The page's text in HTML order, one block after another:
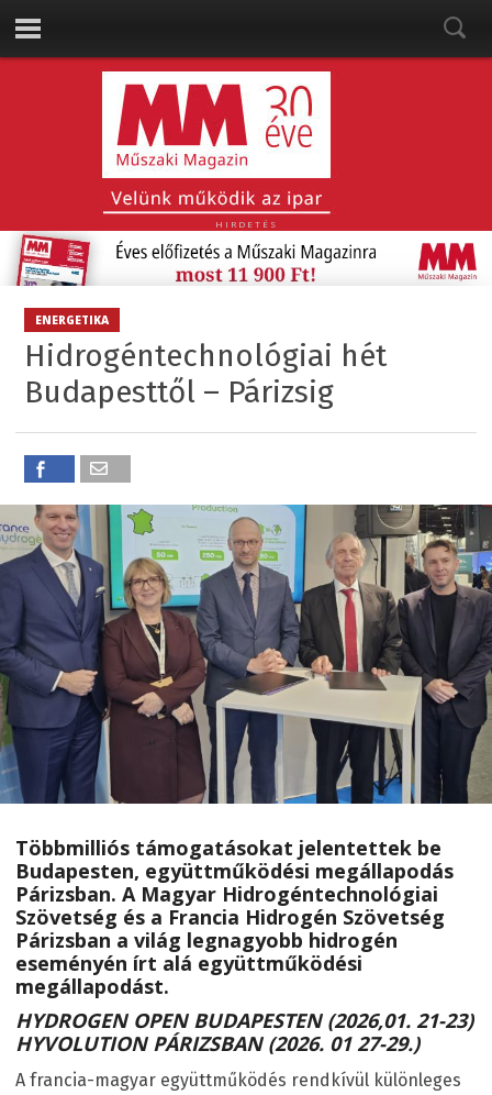
HIRDETÉS
ENERGETIKA
Hidrogéntechnológiai hét
Budapesttől – Párizsig
Többmilliós támogatásokat jelentettek be
Budapesten, együttműködési megállapodás
Párizsban. A Magyar Hidrogéntechnológiai
Szövetség és a Francia Hidrogén Szövetség
Párizsban a világ legnagyobb hidrogén
eseményén írt alá együttműködési
megállapodást.
HYDROGEN OPEN BUDAPESTEN (2026,01. 21-23)
HYVOLUTION PÁRIZSBAN (2026. 01 27-29.)
A francia-magyar együttműködés rendkívül különleges